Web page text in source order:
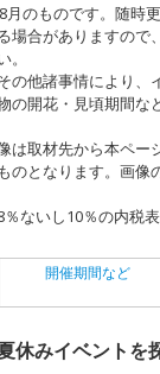
のものです。随時
場合がありますので
他諸事情により、
の開花・見頃期間な
は取材先から本ペー
のとなります。画像
ないし10％の内税表
開催期間など
休みイベントを